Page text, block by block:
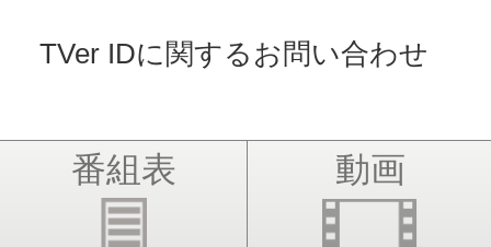
TVer IDに関するお問い合わせ
番組表 動画